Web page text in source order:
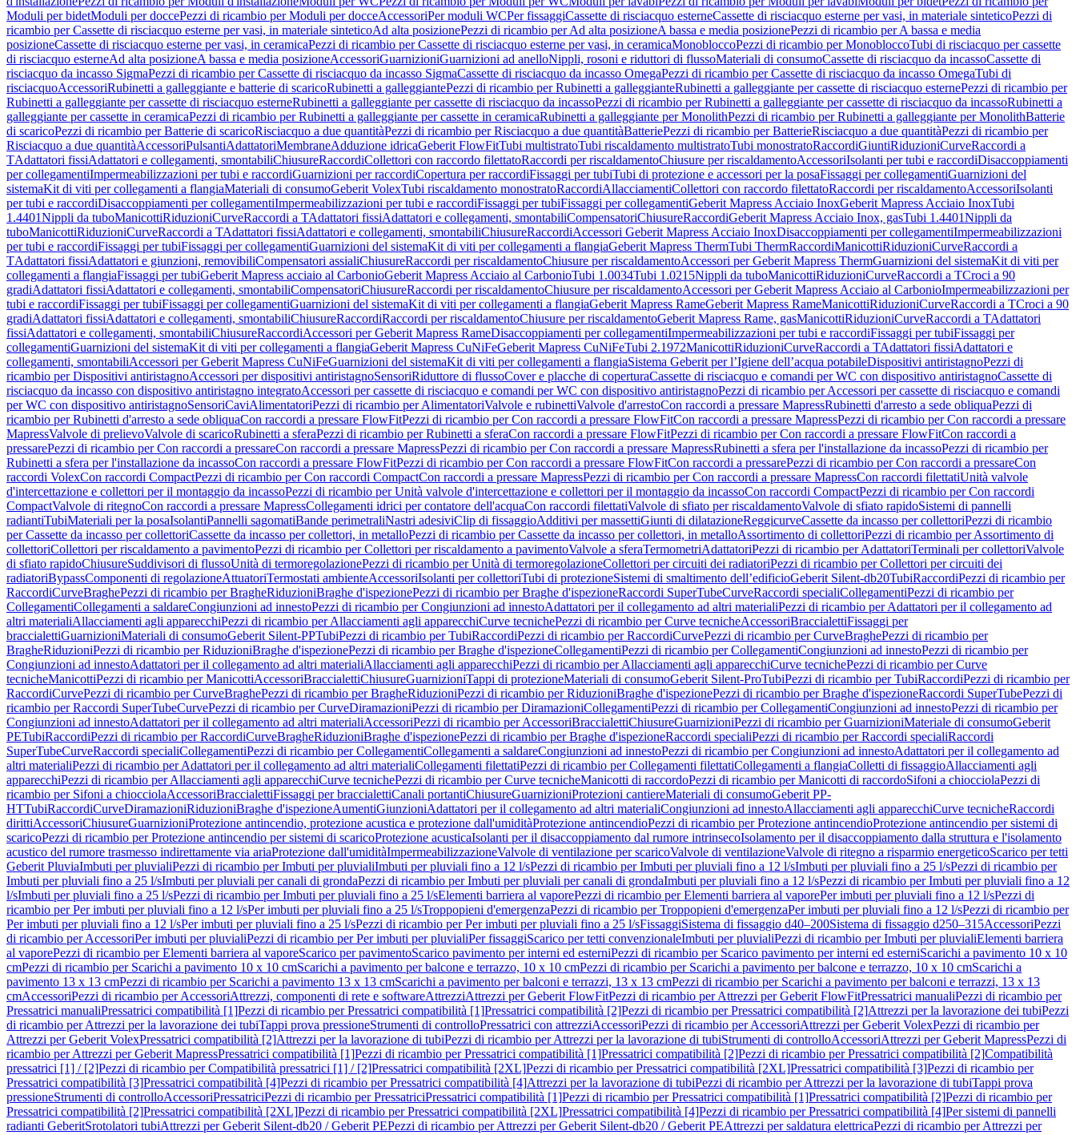
Moduli per bidetModuli per doccePezzi di ricambio per Moduli per docceAccessoriPer moduli WCPer fissaggiCassette di risciacquo esterneCassette di risciacquo esterne per vasi, in materiale sinteticoPezzi di
ricambio per Cassette di risciacquo esterne per vasi, in materiale sinteticoAd alta posizionePezzi di ricambio per Ad alta posizioneA bassa e media posizionePezzi di ricambio per A bassa e media
posizioneCassette di risciacquo esterne per vasi, in ceramicaPezzi di ricambio per Cassette di risciacquo esterne per vasi, in ceramicaMonobloccoPezzi di ricambio per MonobloccoTubi di risciacquo per cassette
di risciacquo esterneAd alta posizioneA bassa e media posizioneAccessoriGuarnizioniGuarnizioni ad anelloNippli, rosoni e riduttori di flussoMateriali di consumoCassette di risciacquo da incassoCassette di
risciacquo da incasso SigmaPezzi di ricambio per Cassette di risciacquo da incasso SigmaCassette di risciacquo da incasso OmegaPezzi di ricambio per Cassette di risciacquo da incasso OmegaTubi di
risciacquoAccessoriRubinetti a galleggiante e batterie di scaricoRubinetti a galleggiantePezzi di ricambio per Rubinetti a galleggianteRubinetti a galleggiante per cassette di risciacquo esternePezzi di ricambio per
Rubinetti a galleggiante per cassette di risciacquo esterneRubinetti a galleggiante per cassette di risciacquo da incassoPezzi di ricambio per Rubinetti a galleggiante per cassette di risciacquo da incassoRubinetti a
galleggiante per cassette in ceramicaPezzi di ricambio per Rubinetti a galleggiante per cassette in ceramicaRubinetti a galleggiante per MonolithPezzi di ricambio per Rubinetti a galleggiante per MonolithBatterie
di scaricoPezzi di ricambio per Batterie di scaricoRisciacquo a due quantitàPezzi di ricambio per Risciacquo a due quantitàBatteriePezzi di ricambio per BatterieRisciacquo a due quantitàPezzi di ricambio per
Risciacquo a due quantitàAccessoriPulsantiAdattatoriMembraneAdduzione idricaGeberit FlowFitTubi multistratoTubi riscaldamento multistratoTubi monostratoRaccordiGiuntiRiduzioniCurveRaccordi a
TAdattatori fissiAdattatori e collegamenti, smontabiliChiusureRaccordiCollettori con raccordo filettatoRaccordi per riscaldamentoChiusure per riscaldamentoAccessoriIsolanti per tubi e raccordiDisaccoppiamenti
per collegamentiImpermeabilizzazioni per tubi e raccordiGuarnizioni per raccordiCopertura per raccordiFissaggi per tubiTubi di protezione e accessori per la posaFissaggi per collegamentiGuarnizioni del
sistemaKit di viti per collegamenti a flangiaMateriali di consumoGeberit VolexTubi riscaldamento monostratoRaccordiAllacciamentiCollettori con raccordo filettatoRaccordi per riscaldamentoAccessoriIsolanti
per tubi e raccordiDisaccoppiamenti per collegamentiImpermeabilizzazioni per tubi e raccordiFissaggi per tubiFissaggi per collegamentiGeberit Mapress Acciaio InoxGeberit Mapress Acciaio InoxTubi
1.4401Nippli da tuboManicottiRiduzioniCurveRaccordi a TAdattatori fissiAdattatori e collegamenti, smontabiliCompensatoriChiusureRaccordiGeberit Mapress Acciaio Inox, gasTubi 1.4401Nippli da
tuboManicottiRiduzioniCurveRaccordi a TAdattatori fissiAdattatori e collegamenti, smontabiliChiusureRaccordiAccessori Geberit Mapress Acciaio InoxDisaccoppiamenti per collegamentiImpermeabilizzazioni
per tubi e raccordiFissaggi per tubiFissaggi per collegamentiGuarnizioni del sistemaKit di viti per collegamenti a flangiaGeberit Mapress ThermTubi ThermRaccordiManicottiRiduzioniCurveRaccordi a
TAdattatori fissiAdattatori e giunzioni, removibiliCompensatori assialiChiusureRaccordi per riscaldamentoChiusure per riscaldamentoAccessori per Geberit Mapress ThermGuarnizioni del sistemaKit di viti per
collegamenti a flangiaFissaggi per tubiGeberit Mapress acciaio al CarbonioGeberit Mapress Acciaio al CarbonioTubi 1.0034Tubi 1.0215Nippli da tuboManicottiRiduzioniCurveRaccordi a TCroci a 90
gradiAdattatori fissiAdattatori e collegamenti, smontabiliCompensatoriChiusureRaccordi per riscaldamentoChiusure per riscaldamentoAccessori per Geberit Mapress Acciaio al CarbonioImpermeabilizzazioni per
tubi e raccordiFissaggi per tubiFissaggi per collegamentiGuarnizioni del sistemaKit di viti per collegamenti a flangiaGeberit Mapress RameGeberit Mapress RameManicottiRiduzioniCurveRaccordi a TCroci a 90
gradiAdattatori fissiAdattatori e collegamenti, smontabiliChiusureRaccordiRaccordi per riscaldamentoChiusure per riscaldamentoGeberit Mapress Rame, gasManicottiRiduzioniCurveRaccordi a TAdattatori
fissiAdattatori e collegamenti, smontabiliChiusureRaccordiAccessori per Geberit Mapress RameDisaccoppiamenti per collegamentiImpermeabilizzazioni per tubi e raccordiFissaggi per tubiFissaggi per
collegamentiGuarnizioni del sistemaKit di viti per collegamenti a flangiaGeberit Mapress CuNiFeGeberit Mapress CuNiFeTubi 2.1972ManicottiRiduzioniCurveRaccordi a TAdattatori fissiAdattatori e
collegamenti, smontabiliAccessori per Geberit Mapress CuNiFeGuarnizioni del sistemaKit di viti per collegamenti a flangiaSistema Geberit per l’Igiene dell’acqua potabileDispositivi antiristagnoPezzi di
ricambio per Dispositivi antiristagnoAccessori per dispositivi antiristagnoSensoriRiduttore di flussoCover e placche di coperturaCassette di risciacquo e comandi per WC con dispositivo antiristagnoCassette di
risciacquo da incasso con dispositivo antiristagno integratoAccessori per cassette di risciacquo e comandi per WC con dispositivo antiristagnoPezzi di ricambio per Accessori per cassette di risciacquo e comandi
per WC con dispositivo antiristagnoSensoriCaviAlimentatoriPezzi di ricambio per AlimentatoriValvole e rubinettiValvole d'arrestoCon raccordi a pressare MapressRubinetti d'arresto a sede obliquaPezzi di
ricambio per Rubinetti d'arresto a sede obliquaCon raccordi a pressare FlowFitPezzi di ricambio per Con raccordi a pressare FlowFitCon raccordi a pressare MapressPezzi di ricambio per Con raccordi a pressare
MapressValvole di prelievoValvole di scaricoRubinetti a sferaPezzi di ricambio per Rubinetti a sferaCon raccordi a pressare FlowFitPezzi di ricambio per Con raccordi a pressare FlowFitCon raccordi a
pressarePezzi di ricambio per Con raccordi a pressareCon raccordi a pressare MapressPezzi di ricambio per Con raccordi a pressare MapressRubinetti a sfera per l'installazione da incassoPezzi di ricambio per
Rubinetti a sfera per l'installazione da incassoCon raccordi a pressare FlowFitPezzi di ricambio per Con raccordi a pressare FlowFitCon raccordi a pressarePezzi di ricambio per Con raccordi a pressareCon
raccordi VolexCon raccordi CompactPezzi di ricambio per Con raccordi CompactCon raccordi a pressare MapressPezzi di ricambio per Con raccordi a pressare MapressCon raccordi filettatiUnità valvole
d'intercettazione e collettori per il montaggio da incassoPezzi di ricambio per Unità valvole d'intercettazione e collettori per il montaggio da incassoCon raccordi CompactPezzi di ricambio per Con raccordi
CompactValvole di ritegnoCon raccordi a pressare MapressCollegamenti idrici per contatore dell'acquaCon raccordi filettatiValvole di sfiato per riscaldamentoValvole di sfiato rapidoSistemi di pannelli
radiantiTubiMateriali per la posaIsolantiPannelli sagomatiBande perimetraliNastri adesiviClip di fissaggioAdditivi per massettiGiunti di dilatazioneReggicurveCassette da incasso per collettoriPezzi di ricambio
per Cassette da incasso per collettoriCassette da incasso per collettori, in metalloPezzi di ricambio per Cassette da incasso per collettori, in metalloAssortimento di collettoriPezzi di ricambio per Assortimento di
collettoriCollettori per riscaldamento a pavimentoPezzi di ricambio per Collettori per riscaldamento a pavimentoValvole a sferaTermometriAdattatoriPezzi di ricambio per AdattatoriTerminali per collettoriValvole
di sfiato rapidoChiusureSuddivisori di flussoUnità di termoregolazionePezzi di ricambio per Unità di termoregolazioneCollettori per circuiti dei radiatoriPezzi di ricambio per Collettori per circuiti dei
radiatoriBypassComponenti di regolazioneAttuatoriTermostati ambienteAccessoriIsolanti per collettoriTubi di protezioneSistemi di smaltimento dell’edificioGeberit Silent-db20TubiRaccordiPezzi di ricambio per
RaccordiCurveBraghePezzi di ricambio per BragheRiduzioniBraghe d'ispezionePezzi di ricambio per Braghe d'ispezioneRaccordi SuperTubeCurveRaccordi specialiCollegamentiPezzi di ricambio per
CollegamentiCollegamenti a saldareCongiunzioni ad innestoPezzi di ricambio per Congiunzioni ad innestoAdattatori per il collegamento ad altri materialiPezzi di ricambio per Adattatori per il collegamento ad
altri materialiAllacciamenti agli apparecchiPezzi di ricambio per Allacciamenti agli apparecchiCurve tecnichePezzi di ricambio per Curve tecnicheAccessoriBraccialettiFissaggi per
braccialettiGuarnizioniMateriali di consumoGeberit Silent-PPTubiPezzi di ricambio per TubiRaccordiPezzi di ricambio per RaccordiCurvePezzi di ricambio per CurveBraghePezzi di ricambio per
BragheRiduzioniPezzi di ricambio per RiduzioniBraghe d'ispezionePezzi di ricambio per Braghe d'ispezioneCollegamentiPezzi di ricambio per CollegamentiCongiunzioni ad innestoPezzi di ricambio per
Congiunzioni ad innestoAdattatori per il collegamento ad altri materialiAllacciamenti agli apparecchiPezzi di ricambio per Allacciamenti agli apparecchiCurve tecnichePezzi di ricambio per Curve
tecnicheManicottiPezzi di ricambio per ManicottiAccessoriBraccialettiChiusureGuarnizioniTappi di protezioneMateriali di consumoGeberit Silent-ProTubiPezzi di ricambio per TubiRaccordiPezzi di ricambio per
RaccordiCurvePezzi di ricambio per CurveBraghePezzi di ricambio per BragheRiduzioniPezzi di ricambio per RiduzioniBraghe d'ispezionePezzi di ricambio per Braghe d'ispezioneRaccordi SuperTubePezzi di
ricambio per Raccordi SuperTubeCurvePezzi di ricambio per CurveDiramazioniPezzi di ricambio per DiramazioniCollegamentiPezzi di ricambio per CollegamentiCongiunzioni ad innestoPezzi di ricambio per
Congiunzioni ad innestoAdattatori per il collegamento ad altri materialiAccessoriPezzi di ricambio per AccessoriBraccialettiChiusureGuarnizioniPezzi di ricambio per GuarnizioniMateriale di consumoGeberit
PETubiRaccordiPezzi di ricambio per RaccordiCurveBragheRiduzioniBraghe d'ispezionePezzi di ricambio per Braghe d'ispezioneRaccordi specialiPezzi di ricambio per Raccordi specialiRaccordi
SuperTubeCurveRaccordi specialiCollegamentiPezzi di ricambio per CollegamentiCollegamenti a saldareCongiunzioni ad innestoPezzi di ricambio per Congiunzioni ad innestoAdattatori per il collegamento ad
altri materialiPezzi di ricambio per Adattatori per il collegamento ad altri materialiCollegamenti filettatiPezzi di ricambio per Collegamenti filettatiCollegamenti a flangiaColletti di fissaggioAllacciamenti agli
apparecchiPezzi di ricambio per Allacciamenti agli apparecchiCurve tecnichePezzi di ricambio per Curve tecnicheManicotti di raccordoPezzi di ricambio per Manicotti di raccordoSifoni a chiocciolaPezzi di
ricambio per Sifoni a chiocciolaAccessoriBraccialettiFissaggi per braccialettiCanali portantiChiusureGuarnizioniProtezioni cantiereMateriali di consumoGeberit PP-
HTTubiRaccordiCurveDiramazioniRiduzioniBraghe d'ispezioneAumentiGiunzioniAdattatori per il collegamento ad altri materialiCongiunzioni ad innestoAllacciamenti agli apparecchiCurve tecnicheRaccordi
dirittiAccessoriChiusureGuarnizioniProtezione antincendio, protezione acustica e protezione dall'umiditàProtezione antincendioPezzi di ricambio per Protezione antincendioProtezione antincendio per sistemi di
scaricoPezzi di ricambio per Protezione antincendio per sistemi di scaricoProtezione acusticaIsolanti per il disaccoppiamento dal rumore intrinsecoIsolamento per il disaccoppiamento dalla struttura e l'isolamento
acustico del rumore trasmesso indirettamente via ariaProtezione dall'umiditàImpermeabilizzazioneValvole di ventilazione per scaricoValvole di ventilazioneValvole di ritegno a risparmio energeticoScarico per tetti
Geberit PluviaImbuti per pluvialiPezzi di ricambio per Imbuti per pluvialiImbuti per pluviali fino a 12 l/sPezzi di ricambio per Imbuti per pluviali fino a 12 l/sImbuti per pluviali fino a 25 l/sPezzi di ricambio per
Imbuti per pluviali fino a 25 l/sImbuti per pluviali per canali di grondaPezzi di ricambio per Imbuti per pluviali per canali di grondaImbuti per pluviali fino a 12 l/sPezzi di ricambio per Imbuti per pluviali fino a 12
l/sImbuti per pluviali fino a 25 l/sPezzi di ricambio per Imbuti per pluviali fino a 25 l/sElementi barriera al vaporePezzi di ricambio per Elementi barriera al vaporePer imbuti per pluviali fino a 12 l/sPezzi di
ricambio per Per imbuti per pluviali fino a 12 l/sPer imbuti per pluviali fino a 25 l/sTroppopieni d'emergenzaPezzi di ricambio per Troppopieni d'emergenzaPer imbuti per pluviali fino a 12 l/sPezzi di ricambio per
Per imbuti per pluviali fino a 12 l/sPer imbuti per pluviali fino a 25 l/sPezzi di ricambio per Per imbuti per pluviali fino a 25 l/sFissaggiSistema di fissaggio d40–200Sistema di fissaggio d250–315AccessoriPezzi
di ricambio per AccessoriPer imbuti per pluvialiPezzi di ricambio per Per imbuti per pluvialiPer fissaggiScarico per tetti convenzionaleImbuti per pluvialiPezzi di ricambio per Imbuti per pluvialiElementi barriera
al vaporePezzi di ricambio per Elementi barriera al vaporeScarico per pavimentoScarico pavimento per interni ed esterniPezzi di ricambio per Scarico pavimento per interni ed esterniScarichi a pavimento 10 x 10
cmPezzi di ricambio per Scarichi a pavimento 10 x 10 cmScarichi a pavimento per balcone e terrazzo, 10 x 10 cmPezzi di ricambio per Scarichi a pavimento per balcone e terrazzo, 10 x 10 cmScarichi a
pavimento 13 x 13 cmPezzi di ricambio per Scarichi a pavimento 13 x 13 cmScarichi a pavimento per balconi e terrazzi, 13 x 13 cmPezzi di ricambio per Scarichi a pavimento per balconi e terrazzi, 13 x 13
cmAccessoriPezzi di ricambio per AccessoriAttrezzi, componenti di rete e softwareAttrezziAttrezzi per Geberit FlowFitPezzi di ricambio per Attrezzi per Geberit FlowFitPressatrici manualiPezzi di ricambio per
Pressatrici manualiPressatrici compatibilità [1]Pezzi di ricambio per Pressatrici compatibilità [1]Pressatrici compatibilità [2]Pezzi di ricambio per Pressatrici compatibilità [2]Attrezzi per la lavorazione dei tubiPezzi
di ricambio per Attrezzi per la lavorazione dei tubiTappi prova pressioneStrumenti di controlloPressatrici con attrezziAccessoriPezzi di ricambio per AccessoriAttrezzi per Geberit VolexPezzi di ricambio per
Attrezzi per Geberit VolexPressatrici compatibilità [2]Attrezzi per la lavorazione di tubiPezzi di ricambio per Attrezzi per la lavorazione di tubiStrumenti di controlloAccessoriAttrezzi per Geberit MapressPezzi di
ricambio per Attrezzi per Geberit MapressPressatrici compatibilità [1]Pezzi di ricambio per Pressatrici compatibilità [1]Pressatrici compatibilità [2]Pezzi di ricambio per Pressatrici compatibilità [2]Compatibilità
pressatrici [1] / [2]Pezzi di ricambio per Compatibilità pressatrici [1] / [2]Pressatrici compatibilità [2XL]Pezzi di ricambio per Pressatrici compatibilità [2XL]Pressatrici compatibilità [3]Pezzi di ricambio per
Pressatrici compatibilità [3]Pressatrici compatibilità [4]Pezzi di ricambio per Pressatrici compatibilità [4]Attrezzi per la lavorazione di tubiPezzi di ricambio per Attrezzi per la lavorazione di tubiTappi prova
pressioneStrumenti di controlloAccessoriPressatriciPezzi di ricambio per PressatriciPressatrici compatibilità [1]Pezzi di ricambio per Pressatrici compatibilità [1]Pressatrici compatibilità [2]Pezzi di ricambio per
Pressatrici compatibilità [2]Pressatrici compatibilità [2XL]Pezzi di ricambio per Pressatrici compatibilità [2XL]Pressatrici compatibilità [4]Pezzi di ricambio per Pressatrici compatibilità [4]Per sistemi di pannelli
radianti GeberitSrotolatori tubiAttrezzi per Geberit Silent-db20 / Geberit PEPezzi di ricambio per Attrezzi per Geberit Silent-db20 / Geberit PEAttrezzi per saldatura elettricaPezzi di ricambio per Attrezzi per